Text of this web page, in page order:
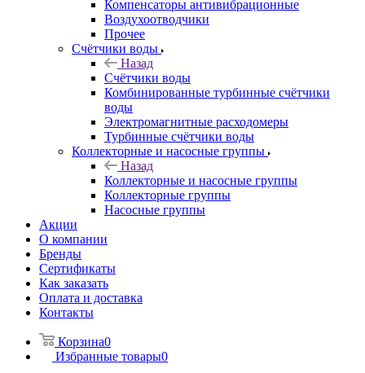
Компенсаторы антивибрационные
Воздухоотводчики
Прочее
Счётчики воды
Назад
Счётчики воды
Комбинированные турбинные счётчики
воды
Электромагнитные расходомеры
Турбинные счётчики воды
Коллекторные и насосные группы
Назад
Коллекторные и насосные группы
Коллекторные группы
Насосные группы
Акции
О компании
Бренды
Сертификаты
Как заказать
Оплата и доставка
Контакты
Корзина0
Избранные товары0